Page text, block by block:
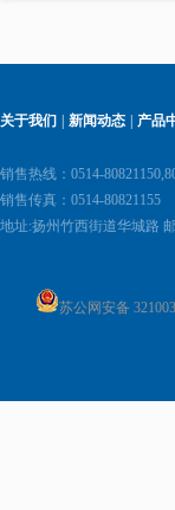
关于我们 新闻动态 产品
销售热线：0514-
销售传真：0514-80821155
地址:扬州竹西街道华城路
苏公网安备